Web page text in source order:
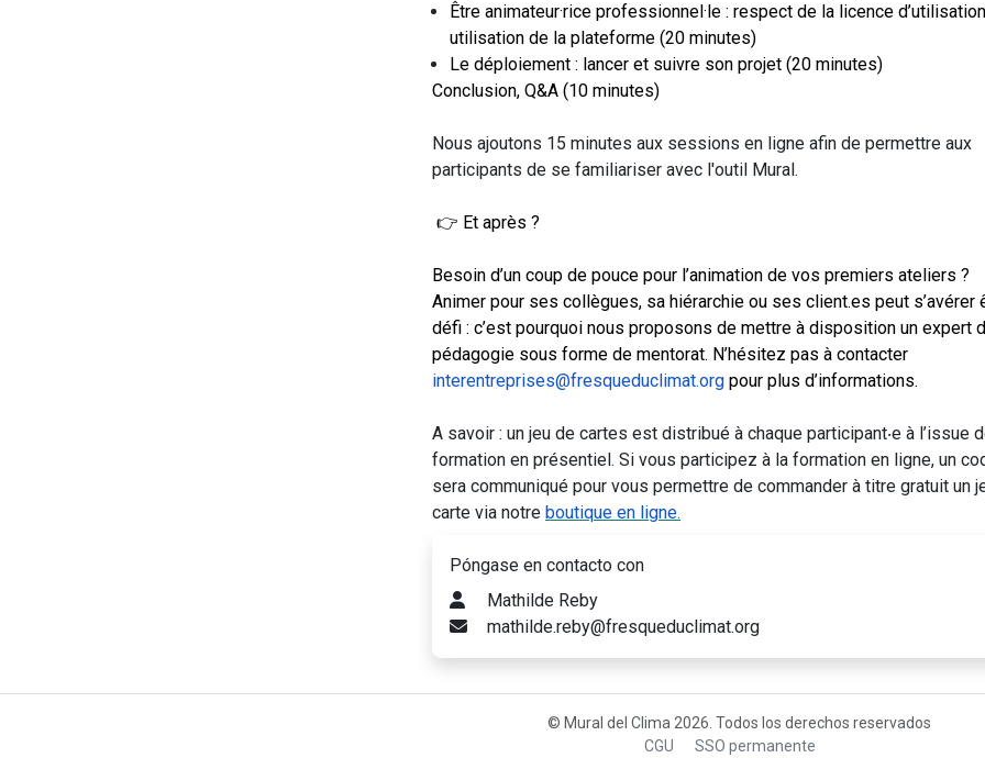
Être animateur·rice professionnel·le : respect de la licence
utilisation de la plateforme (20 minutes)
Le déploiement : lancer et suivre son projet (20 minutes)
Conclusion, Q&A (10 minutes)
Nous ajoutons 15 minutes aux sessions en ligne afin de permettre aux
participants de se familiariser avec l'outil Mural.
👉 Et après ?
Besoin d’un coup de pouce pour l’animation de vos premiers ateliers ?
Animer pour ses collègues, sa hiérarchie ou ses client.es peut s’avérer
défi : c’est pourquoi nous proposons de mettre à disposition un expert
pédagogie sous forme de mentorat. N’hésitez pas à contacter
interentreprises@fresqueduclimat.org pour plus d’informations.
A savoir : un jeu de cartes est distribué à chaque participant‧e à l’issue
formation en présentiel. Si vous participez à la formation en ligne, un
sera communiqué pour vous permettre de commander à titre gratuit un
carte via notre boutique en ligne.
Póngase en contacto con
Mathilde Reby
mathilde.reby@fresqueduclimat.org
© Mural del Clima 2026. Todos los derechos reservados
CGU
SSO permanente